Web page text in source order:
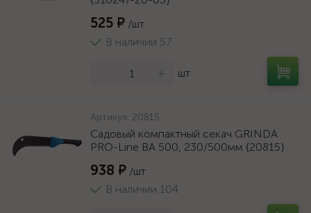
525 ₽ /шт
В наличии 57
+ шт
Артикул: 20815
Садовый компактный секач GRINDA
PRO-Line BA 500, 230/500мм {20815}
938 ₽ /шт
В наличии 104